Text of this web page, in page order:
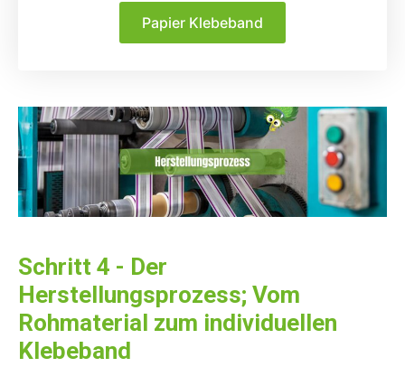
Papier Klebeband
Schritt 4 - Der
Herstellungsprozess; Vom
Rohmaterial zum individuellen
Klebeband